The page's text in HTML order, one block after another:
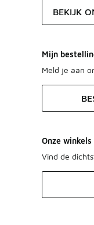
BEKIJK
Mijn
Meld je aan
Onze winkels
Vind de